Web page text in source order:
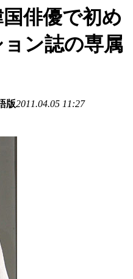
俳優で初め
ン誌の専属
版2011.04.05 11:27